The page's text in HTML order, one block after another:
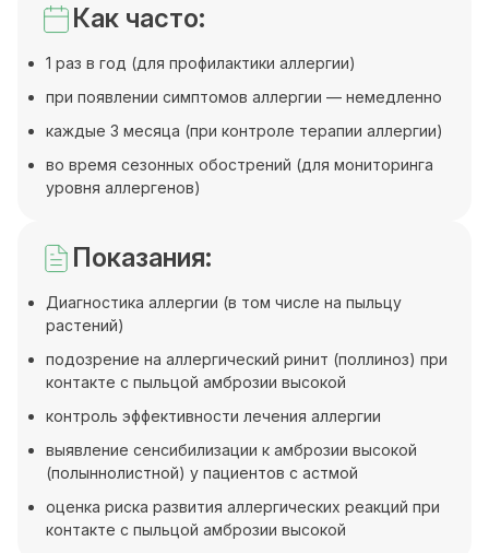
Как часто:
1 раз в год (для профилактики аллергии)
при появлении симптомов аллергии — немедленно
каждые 3 месяца (при контроле терапии аллергии)
во время сезонных обострений (для мониторинга
уровня аллергенов)
Показания:
Диагностика аллергии (в том числе на пыльцу
растений)
подозрение на аллергический ринит (поллиноз) при
контакте с пыльцой амброзии высокой
контроль эффективности лечения аллергии
выявление сенсибилизации к амброзии высокой
(полыннолистной) у пациентов с астмой
оценка риска развития аллергических реакций при
контакте с пыльцой амброзии высокой